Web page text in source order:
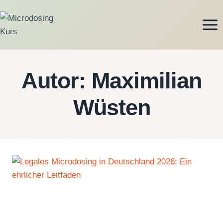
Inhalt
springen
Autor: Maximilian
Wüsten